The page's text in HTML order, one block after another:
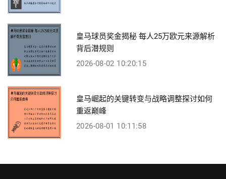
皇马球员奖金揭秘 每人25万欧元来源解析
背后潜规则
2026-08-02 10:20:15
皇马崛起的关键转变与战略调整探讨如何
重返巅峰
2026-08-01 10:11:58